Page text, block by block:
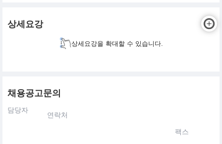
상세요강
상세요강을 확대할 수 있습니다.
채용공고문의
담당자
연락처
팩스